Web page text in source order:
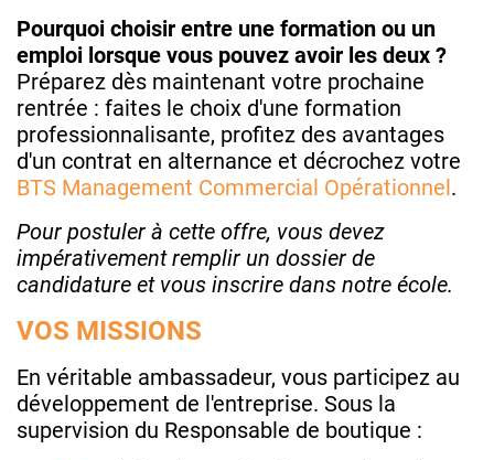
Pourquoi choisir entre une formation ou un
emploi lorsque vous pouvez avoir les deux ?
Préparez dès maintenant votre prochaine
rentrée : faites le choix d'une formation
professionnalisante, profitez des avantages
d'un contrat en alternance et décrochez votre
BTS Management Commercial Opérationnel .
Pour postuler à cette offre, vous devez
impérativement remplir un dossier de
candidature et vous inscrire dans notre école.
VOS MISSIONS
En véritable ambassadeur, vous participez au
développement de l'entreprise. Sous la
supervision du Responsable de boutique :